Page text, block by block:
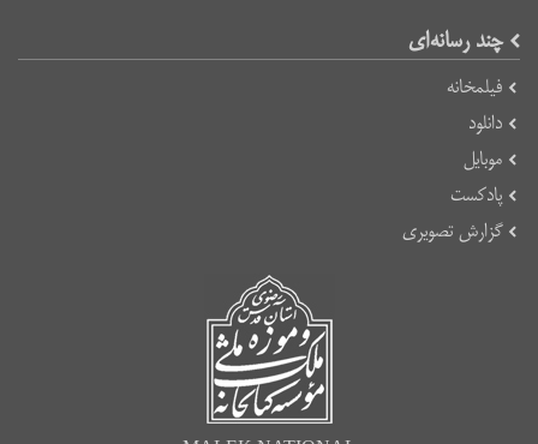
چند رسانه‌ای
فیلمخانه
دانلود
موبایل
پادکست
گزارش تصویری